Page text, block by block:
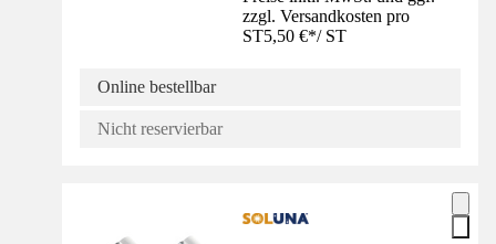
zzgl. Versandkosten pro
ST5,50 €*/ ST
Online bestellbar
Nicht reservierbar